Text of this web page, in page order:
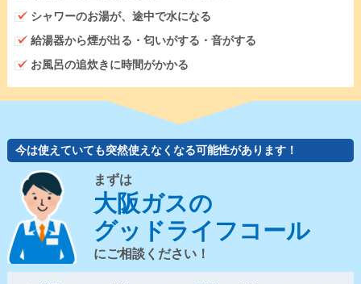
シャワーのお湯が、途中で水になる
給湯器から煙が出る・匂いがする・音がする
お風呂の追炊きに時間がかかる
今は使えていても突然使えなくなる可能性があります！
まずは
大阪ガスの
グッドライフコール
にご相談ください！